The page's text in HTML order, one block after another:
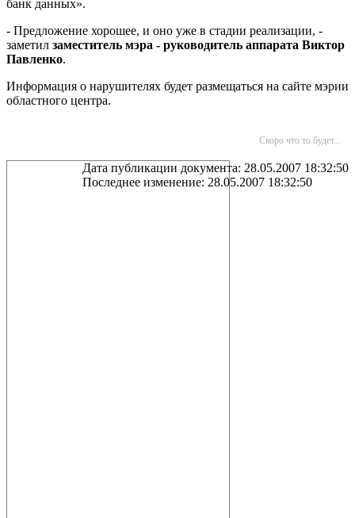
банк данных».
- Предложение хорошее, и оно уже в стадии реализации, -
заметил заместитель мэра - руководитель аппарата Виктор
Павленко.
Информация о нарушителях будет размещаться на сайте мэрии
областного центра.
Скоро что то будет...
Дата публикации документа: 28.05.2007 18:32:50
Последнее изменение: 28.05.2007 18:32:50